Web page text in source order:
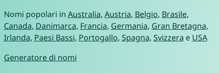
Nomi popolari in Australia, Austria, Belgio, Brasile,
Canada, Danimarca, Francia, Germania, Gran Bretagna,
Irlanda, Paesi Bassi, Portogallo, Spagna, Svizzera e USA
Generatore di nomi